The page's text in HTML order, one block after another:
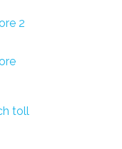
2
toll